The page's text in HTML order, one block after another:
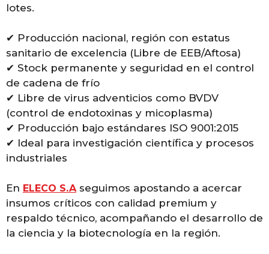
lotes.
✔ Producción nacional, región con estatus
sanitario de excelencia (Libre de EEB/Aftosa)
✔ Stock permanente y seguridad en el control
de cadena de frío
✔ Libre de virus adventicios como BVDV
(control de endotoxinas y micoplasma)
✔ Producción bajo estándares ISO 9001:2015
✔ Ideal para investigación científica y procesos
industriales
En ELECO S.Aseguimos apostando a acercar
insumos críticos con calidad premium y
respaldo técnico, acompañando el desarrollo de
la ciencia y la biotecnología en la región.